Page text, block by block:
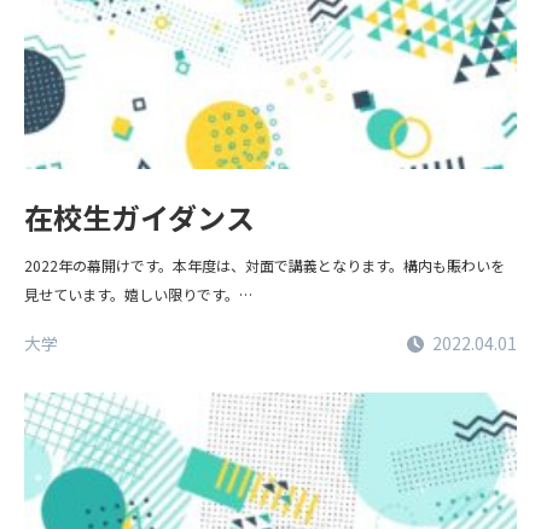
在校生ガイダンス
2022年の幕開けです。本年度は、対面で講義となります。構内も賑わいを
見せています。嬉しい限りです。…
大学 2022.04.01